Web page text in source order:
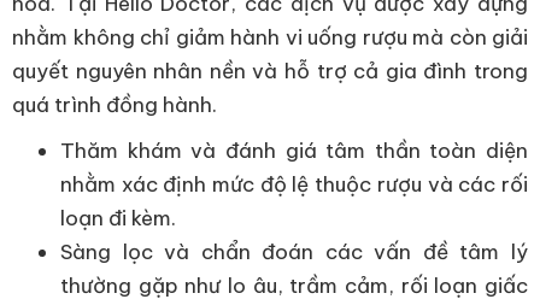
nhằm không chỉ giảm hành vi uống rượu mà còn giải
quyết nguyên nhân nền và hỗ trợ cả gia đình trong
quá trình đồng hành.
Thăm khám và đánh giá tâm thần toàn diện
nhằm xác định mức độ lệ thuộc rượu và các rối
loạn đi kèm.
Sàng lọc và chẩn đoán các vấn đề tâm lý
thường gặp như lo âu, trầm cảm, rối loạn giấc